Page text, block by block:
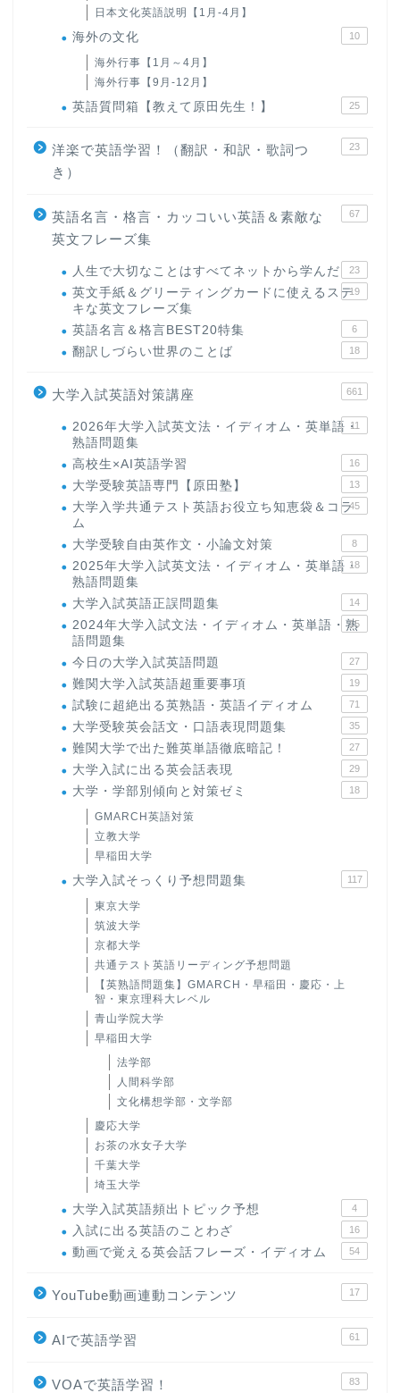
日本文化英語説明【1月-4月】
海外の文化 10
海外行事【1月～4月】
海外行事【9月-12月】
英語質問箱【教えて原田先生！】 25
洋楽で英語学習！（翻訳・和訳・歌詞つ
き）
23
英語名言・格言・カッコいい英語＆素敵な
英文フレーズ集
67
人生で大切なことはすべてネットから学んだ 23
英文手紙＆グリーティングカードに使えるステ
キな英文フレーズ集
19
英語名言＆格言BEST20特集 6
翻訳しづらい世界のことば 18
大学入試英語対策講座 661
2026年大学入試英文法・イディオム・英単語・
熟語問題集
11
高校生×AI英語学習 16
大学受験英語専門【原田塾】 13
大学入学共通テスト英語お役立ち知恵袋＆コラ
ム
45
大学受験自由英作文・小論文対策 8
2025年大学入試英文法・イディオム・英単語・
熟語問題集
18
大学入試英語正誤問題集 14
2024年大学入試文法・イディオム・英単語・熟
語問題集
15
今日の大学入試英語問題 27
難関大学入試英語超重要事項 19
試験に超絶出る英熟語・英語イディオム 71
大学受験英会話文・口語表現問題集 35
難関大学で出た難英単語徹底暗記！ 27
大学入試に出る英会話表現 29
大学・学部別傾向と対策ゼミ 18
GMARCH英語対策
立教大学
早稲田大学
大学入試そっくり予想問題集 117
東京大学
筑波大学
京都大学
共通テスト英語リーディング予想問題
【英熟語問題集】GMARCH・早稲田・慶応・上
智・東京理科大レベル
青山学院大学
早稲田大学
法学部
人間科学部
文化構想学部・文学部
慶応大学
お茶の水女子大学
千葉大学
埼玉大学
大学入試英語頻出トピック予想 4
入試に出る英語のことわざ 16
動画で覚える英会話フレーズ・イディオム 54
YouTube動画連動コンテンツ 17
AIで英語学習 61
VOAで英語学習！ 83